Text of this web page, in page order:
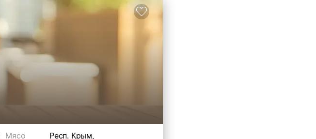
Мясо
Респ. Крым,